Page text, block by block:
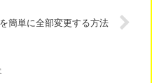
簡単に全部変更する方法